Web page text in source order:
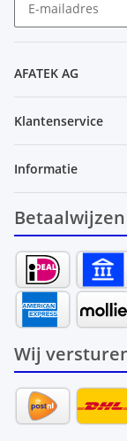
AFATEK AG
Klantenservice
Informatie
Betaalwijzen
Wij